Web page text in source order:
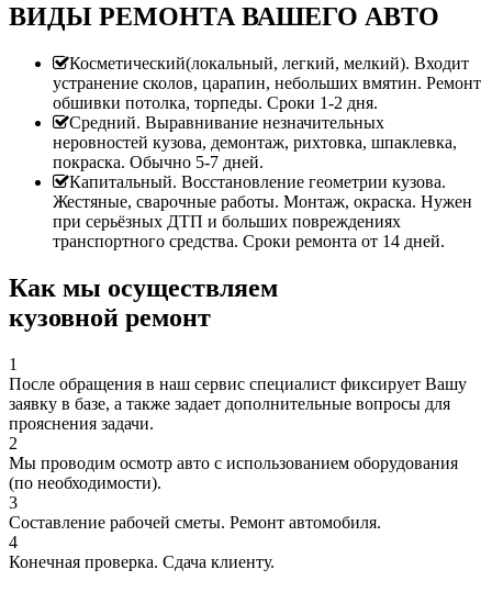
ВИДЫ РЕМОНТА ВАШЕГО АВТО
Косметический(локальный, легкий, мелкий). Входит
устранение сколов, царапин, небольших вмятин. Ремонт
обшивки потолка, торпеды. Сроки 1-2 дня.
Средний. Выравнивание незначительных
неровностей кузова, демонтаж, рихтовка, шпаклевка,
покраска. Обычно 5-7 дней.
Капитальный. Восстановление геометрии кузова.
Жестяные, сварочные работы. Монтаж, окраска. Нужен
при серьёзных ДТП и больших повреждениях
транспортного средства. Сроки ремонта от 14 дней.
Как мы осуществляем
кузовной ремонт
1
После обращения в наш сервис специалист фиксирует Вашу
заявку в базе, а также задает дополнительные вопросы для
прояснения задачи.
2
Мы проводим осмотр авто с использованием оборудования
(по необходимости).
3
Составление рабочей сметы. Ремонт автомобиля.
4
Конечная проверка. Сдача клиенту.